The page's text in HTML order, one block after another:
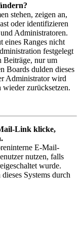
stehen, zeigen an,
oder identifizieren
Administratoren.
eines Ranges nicht
festgelegt
Beiträge, nur um
Boards dulden dieses
Administrator wird
zurücksetzen.
Link klicke,
E-Mail-
nutzen, falls
wurde.
Systems durch